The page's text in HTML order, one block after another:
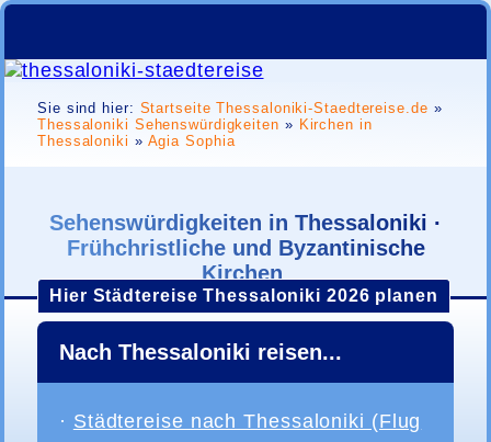
Sie sind hier: Startseite Thessaloniki-Staedtereise.de »
Thessaloniki Sehenswürdigkeiten » Kirchen in
Thessaloniki » Agia Sophia
Hier Städtereise Thessaloniki 2026 planen
Sehenswürdigkeiten in Thessaloniki ·
Frühchristliche und Byzantinische
Kirchen
Nach Thessaloniki reisen...
· Städtereise nach Thessaloniki (Flug